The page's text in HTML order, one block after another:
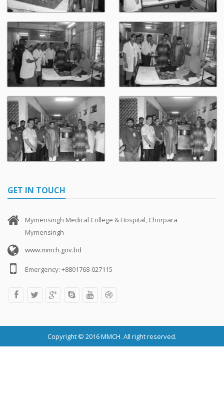
GET IN TOUCH
Mymensingh Medical College & Hospital, Chorpara
Mymensingh
www.mmch.gov.bd
Emergency: +8801768-027115
Copyright © 2016 MMCH. All right reserved.